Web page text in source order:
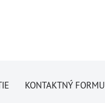
KONTAKTNÝ